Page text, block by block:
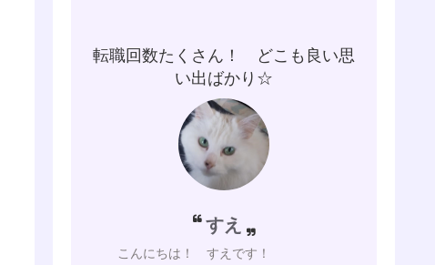
転職回数たくさん！ どこも良い思
い出ばかり☆
すえ
こんにちは！ すえです！